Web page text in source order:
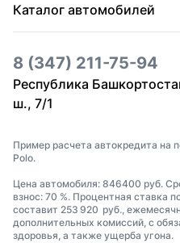
Каталог автомобилей
8 (347) 211-75-94
Республика
ш., 7/1
Пример расчета автокредита на
Polo.
Цена автомобиля: 846400 руб.
взнос: 70 %. Процентная ставка
составит 253 920 руб.,
дополнительных комиссий, с
здоровья, а также ущерба угона.